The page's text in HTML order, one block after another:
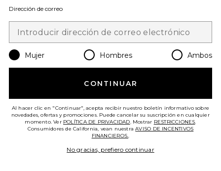
Favorite VESTIDO KESARI
7 vendidos recientemente
Dirección de correo
Mujer Hombres Ambos
CONTINUAR
Al hacer clic en "Continuar", acepta recibir nuestro boletín informativo sobre
novedades, ofertas y promociones. Puede cancelar su suscripción en cualquier
momento. Ver POLÍTICA DE PRIVACIDAD. Mostrar RESTRICCIONES.
Consumidores de California, vean nuestraAVISO DE INCENTIVOS
FINANCIEROS..
No gracias, prefiero continuar